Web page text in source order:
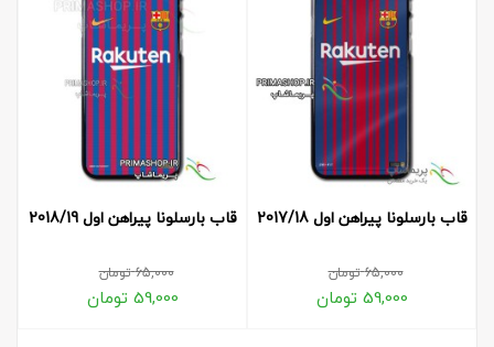
قاب بارسلونا پیراهن اول 2017/18
65,000تومان
59,000 تومان
قاب بارسلونا پیراهن اول 2018/19
65,000تومان
59,000 تومان